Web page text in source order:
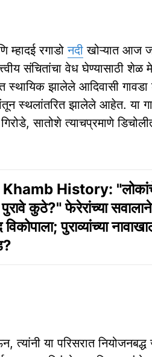
म्हादई रगाडोनदी खोऱ्यात आज
संचितांचा वेध घेण्यासाठी शेळ
स्थायिक झालेले आदिवासी गावडा
स्थलांतरित झालेले आहेत. या
सातोशे त्याचप्रमाणे
History:
कुठे?" फेरेरांच्या
पुराव्यांच्या
त्यांनी या परिसरात नियोजनबद्ध